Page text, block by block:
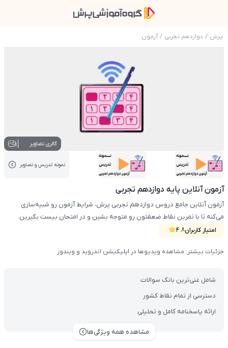
پرش / دوازدهم تجربی / آزمون
عکس محصول آزمون آنلاین پایه دوازدهم تجربی
گالری تصاویر 1
عکس کاور نمونه تدریس عکس کاور نمونه تدریس
نمونه تدریس‌ و تصاویر
آزمون آنلاین پایه دوازدهم تجربی
امتیاز کاربران4.8
آزمون آنلاین جامع دروس دوازدهم تجربی پرش، شرایط آزمون رو شبیه‌سازی
می‌کنه تا با تمرین نقاط ضعفتون رو متوجه بشین و در امتحان بیست بگیرین.
شامل غنی‌ترین بانک سوالات
دسترسی از تمام نقاط کشور
ارائه پاسخنامه کامل و تحلیلی
مشاهده همه ویژگی‌ها
جزئیات بیشتر: مشاهده ویدیوها در اپلیکیشن اندروید و ویندوز